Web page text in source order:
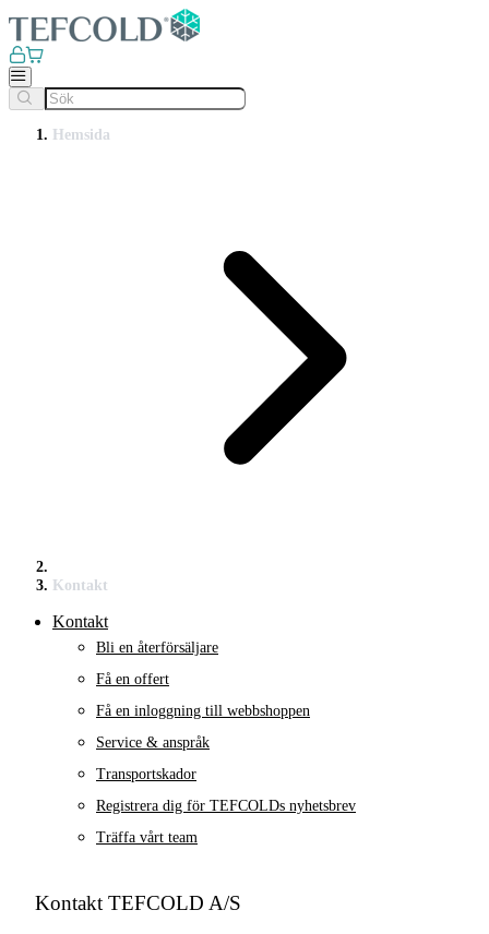
Hemsida
Kontakt
Kontakt
Bli en återförsäljare
Få en offert
Få en inloggning till webbshoppen
Service & anspråk
Transportskador
Registrera dig för TEFCOLDs nyhetsbrev
Träffa vårt team
Kontakt TEFCOLD A/S